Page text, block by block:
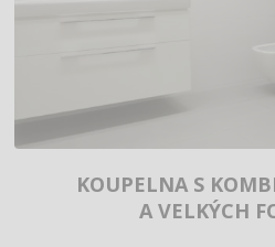
KOUPELNA S
A VELKÝCH